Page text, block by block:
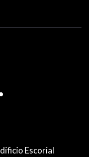
-
Escorial